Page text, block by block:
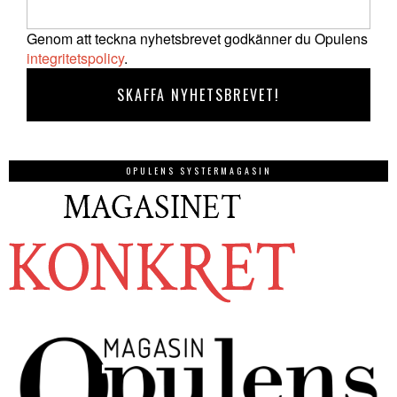
Genom att teckna nyhetsbrevet godkänner du Opulens
integritetspolicy.
OPULENS SYSTERMAGASIN